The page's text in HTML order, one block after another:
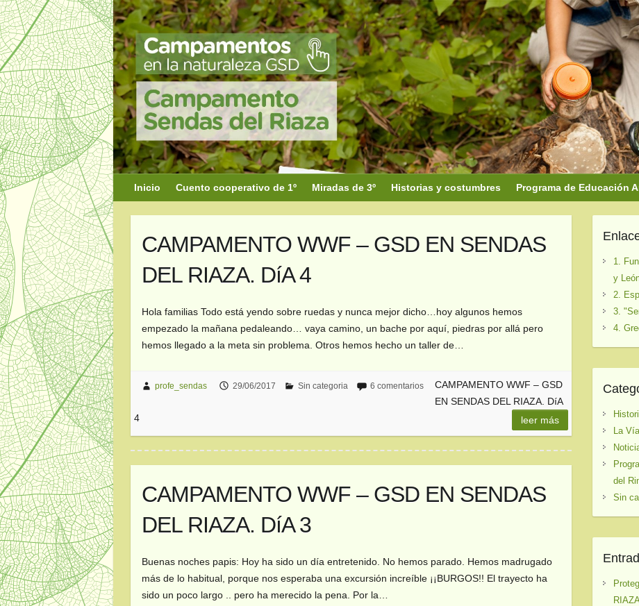
Saltar
al
contenido
Inicio Cuento cooperativo de 1º Miradas de 3º Historias y costumbres Programa de Educación
CAMPAMENTO WWF – GSD EN SENDAS
DEL RIAZA. DíA 4
Hola familias Todo está yendo sobre ruedas y nunca mejor dicho…hoy algunos hemos
empezado la mañana pedaleando… vaya camino, un bache por aquí, piedras por allá pero
hemos llegado a la meta sin problema. Otros hemos hecho un taller de…
profe_sendas 29/06/2017 Sin categoria 6 comentarios
CAMPAMENTO WWF – GSD
EN SENDAS DEL RIAZA. DíA
4
leer más
CAMPAMENTO WWF – GSD EN SENDAS
DEL RIAZA. DíA 3
Buenas noches papis: Hoy ha sido un día entretenido. No hemos parado. Hemos madrugado
más de lo habitual, porque nos esperaba una excursión increíble ¡¡BURGOS!! El trayecto ha
sido un poco largo .. pero ha merecido la pena. Por la…
1.
y
2.
3.
4.
La
del
Sin